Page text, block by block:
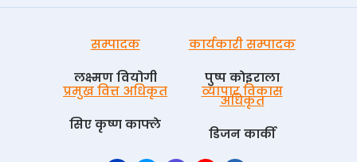
सम्पादक
लक्ष्मण वियोगी
कार्यकारी सम्पादक
पुष्प काेइराला
प्रमुख वित्त अधिकृत
सिए कृष्ण काफ्ले
व्यापार विकास
अधिकृत
डिजन कार्की